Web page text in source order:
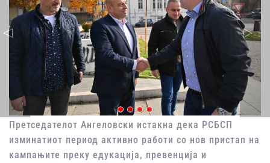
Претседателот Ангеловски истакна дека РСБСП
изминатиот период активно работи со нов пристап на
кампањите преку едукација, превенција и